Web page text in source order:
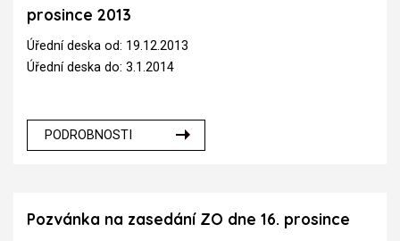
prosince 2013
Úřední deska od: 19.12.2013
Úřední deska do: 3.1.2014
PODROBNOSTI
Pozvánka na zasedání ZO dne 16. prosince